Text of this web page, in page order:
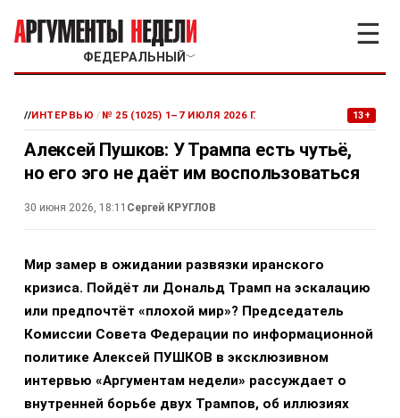
ФЕДЕРАЛЬНЫЙ ﹀
☰
//ИНТЕРВЬЮ / № 25 (1025) 1–7 ИЮЛЯ 2026 Г. 13+
Алексей Пушков: У Трампа есть чутьё,
но его эго не даёт им воспользоваться
30 июня 2026, 18:11 Сергей КРУГЛОВ
Мир замер в ожидании развязки иранского
кризиса. Пойдёт ли Дональд Трамп на эскалацию
или предпочтёт «плохой мир»? Председатель
Комиссии Совета Федерации по информационной
политике Алексей ПУШКОВ в эксклюзивном
интервью «Аргументам недели» рассуждает о
внутренней борьбе двух Трампов, об иллюзиях